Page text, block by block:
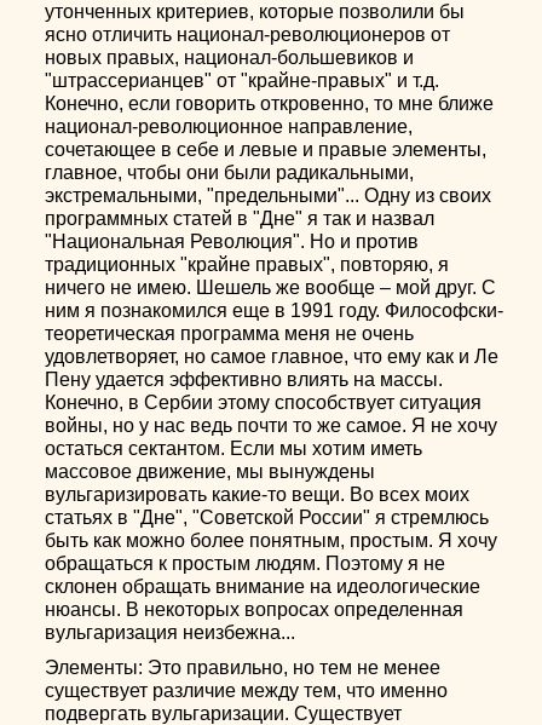
утонченных критериев, которые позволили бы
ясно отличить национал-революционеров от
новых правых, национал-большевиков и
"штрассерианцев" от "крайне-правых" и т.д.
Конечно, если говорить откровенно, то мне ближе
национал-революционное направление,
сочетающее в себе и левые и правые элементы,
главное, чтобы они были радикальными,
экстремальными, "предельными"... Одну из своих
программных статей в "Дне" я так и назвал
"Национальная Революция". Но и против
традиционных "крайне правых", повторяю, я
ничего не имею. Шешель же вообще – мой друг. С
ним я познакомился еще в 1991 году. Философски-
теоретическая программа меня не очень
удовлетворяет, но самое главное, что ему как и Ле
Пену удается эффективно влиять на массы.
Конечно, в Сербии этому способствует ситуация
войны, но у нас ведь почти то же самое. Я не хочу
остаться сектантом. Если мы хотим иметь
массовое движение, мы вынуждены
вульгаризировать какие-то вещи. Во всех моих
статьях в "Дне", "Советской России" я стремлюсь
быть как можно более понятным, простым. Я хочу
обращаться к простым людям. Поэтому я не
склонен обращать внимание на идеологические
нюансы. В некоторых вопросах определенная
вульгаризация неизбежна...
Элементы: Это правильно, но тем не менее
существует различие между тем, что именно
подвергать вульгаризации. Существует